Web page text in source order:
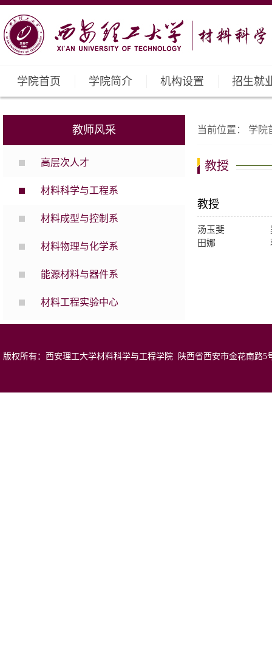
学院首页 学院简介 机构设置 招生就
教师风采
高层次人才
材料科学与工程系
材料成型与控制系
材料物理与化学系
能源材料与器件系
材料工程实验中心
当前位置： 学院
教授
教授
汤玉斐
田娜
版权所有：西安理工大学材料科学与工程学院 陕西省西安市金花南路5